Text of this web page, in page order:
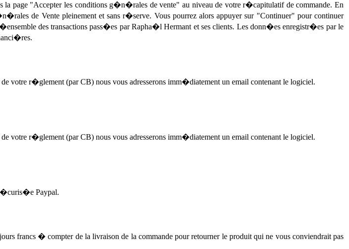
page "Accepter les conditions g�n�rales de vente" au niveau de votre r�capitulatif de commande. En
de Vente pleinement et sans r�serve. Vous pourrez alors appuyer sur "Continuer" pour continuer
des transactions pass�es par Rapha�l Hermant et ses clients. Les donn�es enregistr�es par le
r�glement (par CB) nous vous adresserons imm�diatement un email contenant le logiciel.
r�glement (par CB) nous vous adresserons imm�diatement un email contenant le logiciel.
Paypal.
francs � compter de la livraison de la commande pour retourner le produit qui ne vous conviendrait pas